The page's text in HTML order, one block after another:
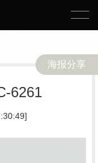
6261
海报分享